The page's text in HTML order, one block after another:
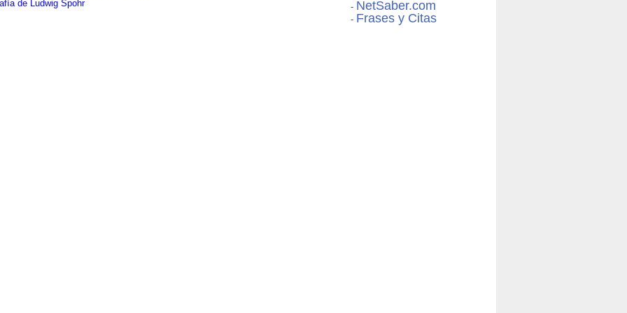
de Ludwig Spohr
- NetSaber.com
- Frases y Citas